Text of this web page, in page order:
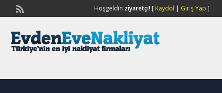
Hoşgeldin ziyaretçi![ Kaydol | Giriş Yap ]